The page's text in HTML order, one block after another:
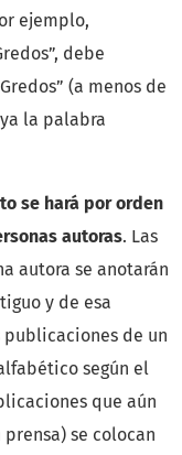
ejemplo,
debe
(a menos de
la palabra
se hará por orden
autoras. Las
autora se anotarán
y de esa
de un
según el
que aún
se colocan